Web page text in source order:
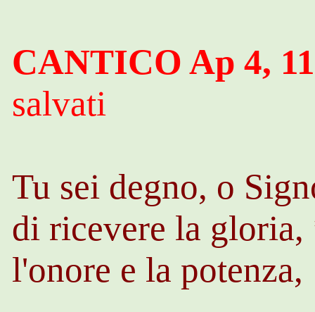
CANTICOAp 4,
salvati
Tu sei degno, o
di ricevere la
l'onore e la potenza,